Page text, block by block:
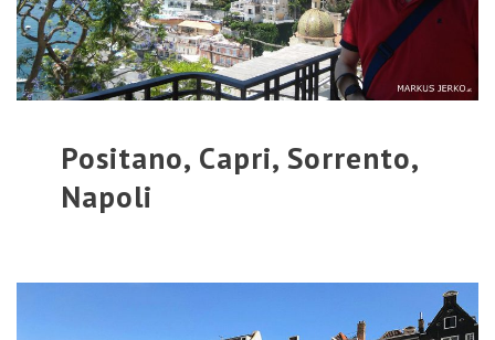
Positano, Capri, Sorrento,
Napoli